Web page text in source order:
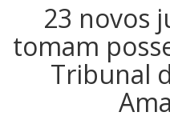
23 novos
tomam
Tribunal